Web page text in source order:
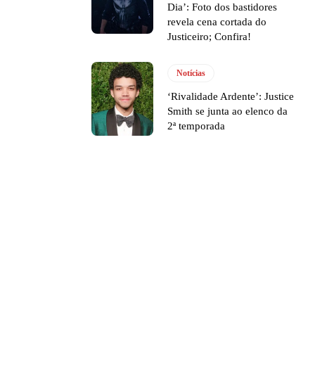
Dia’: Foto dos bastidores
revela cena cortada do
Justiceiro; Confira!
Notícias
‘Rivalidade Ardente’: Justice
Smith se junta ao elenco da
2ª temporada